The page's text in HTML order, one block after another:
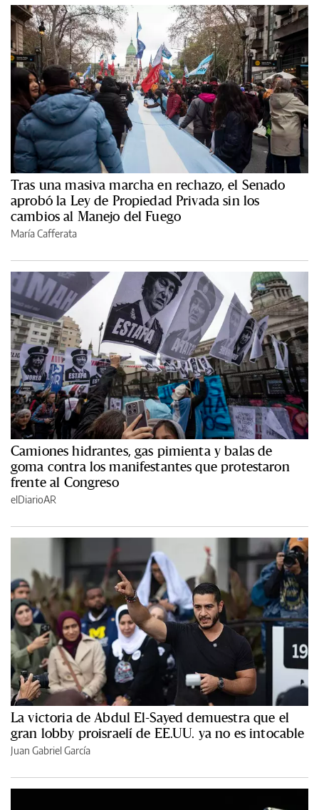
Tras una masiva marcha en rechazo, el Senado
aprobó la Ley de Propiedad Privada sin los
cambios al Manejo del Fuego
María Cafferata
Camiones hidrantes, gas pimienta y balas de
goma contra los manifestantes que protestaron
frente al Congreso
elDiarioAR
La victoria de Abdul El-Sayed demuestra que el
gran lobby proisraelí de EE.UU. ya no es intocable
Juan Gabriel García